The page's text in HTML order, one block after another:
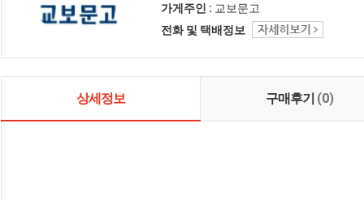
가게주인 : 교보문고
전화 및 택배정보
상세정보 구매후기 (0)